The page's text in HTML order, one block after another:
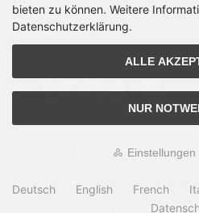
PARTNER
Alle Preise inkl. gesetzl. MwSt. zzgl.
ified eCommerce
bieten zu können. Weitere
Datenschutzerklärung.
ALLE
NUR
Deutsch English French